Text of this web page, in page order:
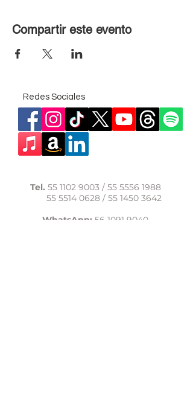
Compartir este evento
Redes Sociales
Tel. 55 1102 9003 / 55 5556 1988
55 5514 0628/ 55 1450 3642
WhatsApp: 56 1091 9040